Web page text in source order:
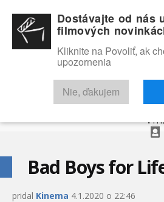
RECENZIE TRAILERY
Bad Boys for
pridal Kinema 4.1.2020 o 22:46
Dostávajte od nás
filmových
Kliknite na Povoliť, ak
upozornenia
Nie, ďakujem